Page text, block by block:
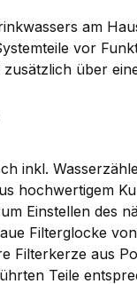
am
vor
über
inkl.
hochwertigem
Einstellen des
Filterglocke
Filterkerze aus
Teile